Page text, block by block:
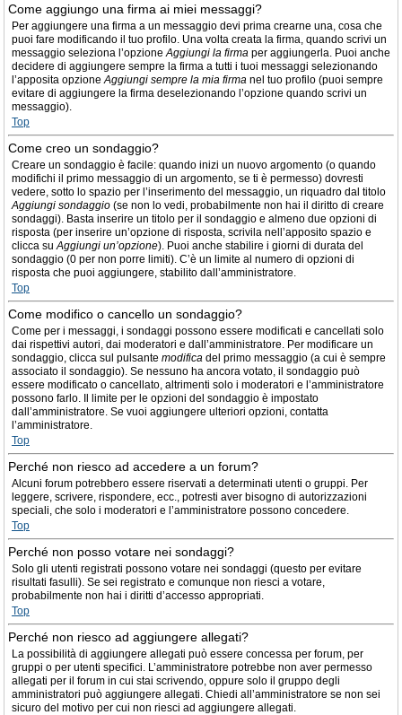
Come aggiungo una firma ai miei messaggi?
Per aggiungere una firma a un messaggio devi prima crearne una, cosa che
puoi fare modificando il tuo profilo. Una volta creata la firma, quando scrivi un
messaggio seleziona l’opzioneAggiungi la firma per aggiungerla. Puoi anche
decidere di aggiungere sempre la firma a tutti i tuoi messaggi selezionando
l’apposita opzioneAggiungi sempre la mia firma nel tuo profilo (puoi sempre
evitare di aggiungere la firma deselezionando l’opzione quando scrivi un
messaggio).
Top
Come creo un sondaggio?
Creare un sondaggio è facile: quando inizi un nuovo argomento (o quando
modifichi il primo messaggio di un argomento, se ti è permesso) dovresti
vedere, sotto lo spazio per l’inserimento del messaggio, un riquadro dal titolo
Aggiungi sondaggio (se non lo vedi, probabilmente non hai il diritto di creare
sondaggi). Basta inserire un titolo per il sondaggio e almeno due opzioni di
risposta (per inserire un’opzione di risposta, scrivila nell’apposito spazio e
clicca suAggiungi un’opzione). Puoi anche stabilire i giorni di durata del
sondaggio (0 per non porre limiti). C’è un limite al numero di opzioni di
risposta che puoi aggiungere, stabilito dall’amministratore.
Top
Come modifico o cancello un sondaggio?
Come per i messaggi, i sondaggi possono essere modificati e cancellati solo
dai rispettivi autori, dai moderatori e dall’amministratore. Per modificare un
sondaggio, clicca sul pulsante modifica del primo messaggio (a cui è sempre
associato il sondaggio). Se nessuno ha ancora votato, il sondaggio può
essere modificato o cancellato, altrimenti solo i moderatori e l’amministratore
possono farlo. Il limite per le opzioni del sondaggio è impostato
dall’amministratore. Se vuoi aggiungere ulteriori opzioni, contatta
l’amministratore.
Top
Perché non riesco ad accedere a un forum?
Alcuni forum potrebbero essere riservati a determinati utenti o gruppi. Per
leggere, scrivere, rispondere, ecc., potresti aver bisogno di autorizzazioni
speciali, che solo i moderatori e l’amministratore possono concedere.
Top
Perché non posso votare nei sondaggi?
Solo gli utenti registrati possono votare nei sondaggi (questo per evitare
risultati fasulli). Se sei registrato e comunque non riesci a votare,
probabilmente non hai i diritti d’accesso appropriati.
Top
Perché non riesco ad aggiungere allegati?
La possibilità di aggiungere allegati può essere concessa per forum, per
gruppi o per utenti specifici. L’amministratore potrebbe non aver permesso
allegati per il forum in cui stai scrivendo, oppure solo il gruppo degli
amministratori può aggiungere allegati. Chiedi all’amministratore se non sei
sicuro del motivo per cui non riesci ad aggiungere allegati.